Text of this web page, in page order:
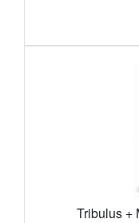
Tribulus +